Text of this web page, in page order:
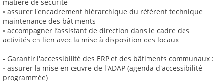
matière de sécurité
◦ assurer l'encadrement hiérarchique du référent technique
maintenance des bâtiments
◦ accompagner l’assistant de direction dans le cadre des
activités en lien avec la mise à disposition des locaux
- Garantir l'accessibilité des ERP et des bâtiments communaux :
◦ assurer la mise en œuvre de l'ADAP (agenda d'accessibilité
programmée)